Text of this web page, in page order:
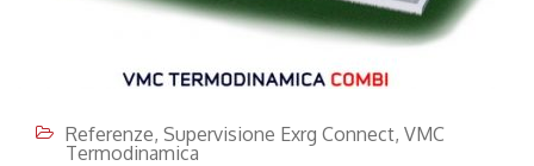
Referenze, Supervisione Exrg Connect, VMC
Termodinamica